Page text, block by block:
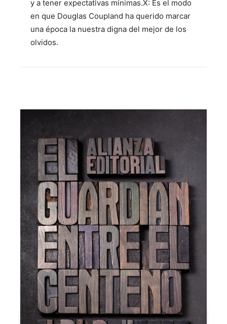
y a tener expectativas mínimas.X: Es el modo
en que Douglas Coupland ha querido marcar
una época la nuestra digna del mejor de los
olvidos.